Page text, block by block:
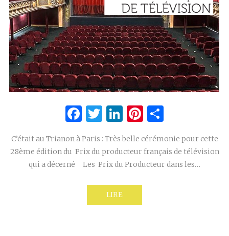
Facebook
Twitter
LinkedIn
Pinterest
C’était au Trianon à Paris : Très belle cérémonie pour cette
28ème édition du Prix du producteur français de télévision
qui a décerné Les Prix du Producteur dans les…
LIRE